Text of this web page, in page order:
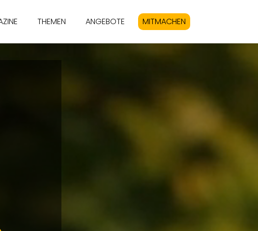
THEMEN ANGEBOTE MITMACHEN